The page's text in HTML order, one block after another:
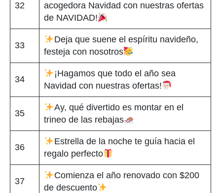
32
acogedora Navidad con nuestras ofertas
de NAVIDAD!
33
Deja que suene el espíritu navideño,
festeja con nosotros
34
¡Hagamos que todo el año sea
Navidad con nuestras ofertas!
35
Ay, qué divertido es montar en el
trineo de las rebajas
36
Estrella de la noche te guía hacia el
regalo perfecto
37
Comienza el año renovado con $200
de descuento